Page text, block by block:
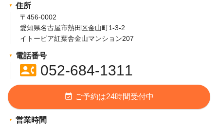
住所
〒456-0002
愛知県名古屋市熱田区金山町1-3-2
イトーピア紅葉舎金山マンション207
電話番号
contact_phone052-684-1311
event_available ご予約は24時間受付中
営業時間